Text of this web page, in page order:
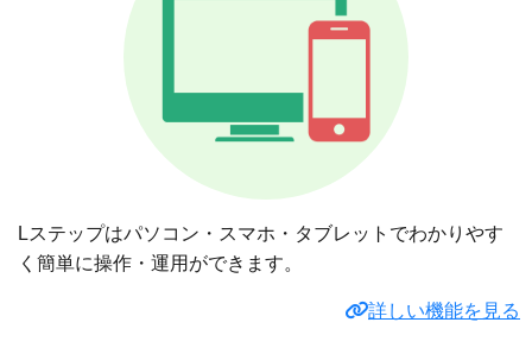
Lステップはパソコン・スマホ・タブレットでわかりやす
く簡単に操作・運用ができます。
詳しい機能を見る